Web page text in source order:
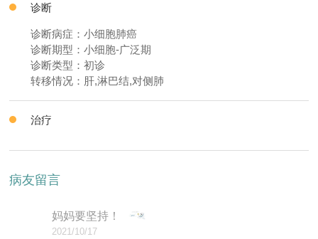
诊断
诊断病症：小细胞肺癌
诊断期型：小细胞-广泛期
诊断类型：初诊
转移情况：肝,淋巴结,对侧肺
治疗
病友留言
妈妈要坚持！
2021/10/17